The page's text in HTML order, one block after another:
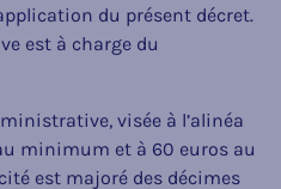
du présent décret.
est à charge du
visée à l’alinéa
minimum et à 60 euros au
est majoré des décimes